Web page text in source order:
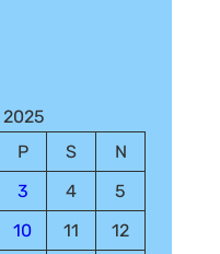
P S
N
3 4
5
10 11
12